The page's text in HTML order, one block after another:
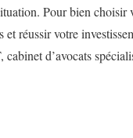
Pour bien choisir
et réussir votre
d’avocats